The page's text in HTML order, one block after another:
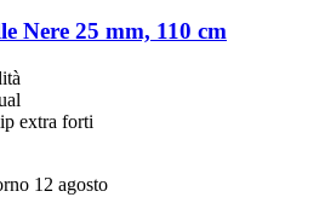
Nere 25 mm, 110 cm
extra forti
12 agosto